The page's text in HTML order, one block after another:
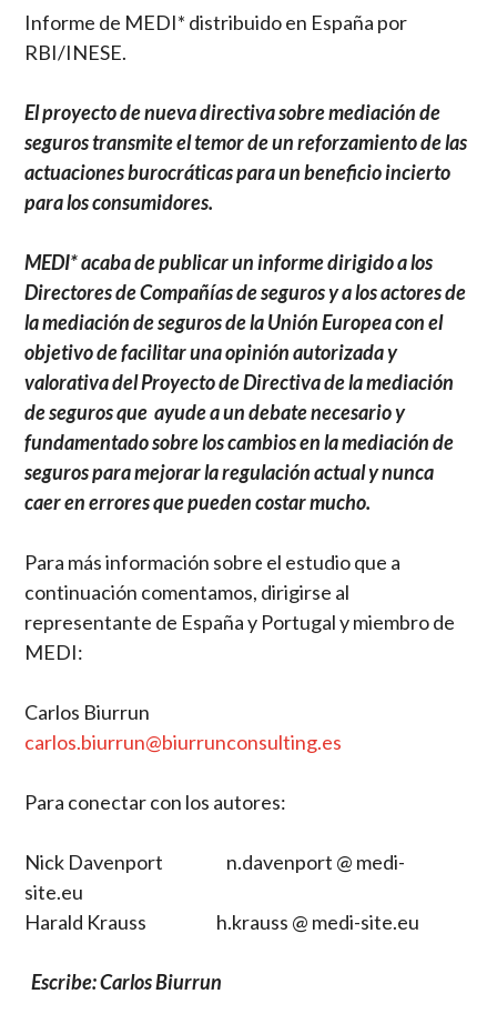
Informe de MEDI* distribuido en España por
RBI/INESE.
El proyecto de nueva directiva sobre mediación de
seguros transmite el temor de un reforzamiento de las
actuaciones burocráticas para un beneficio incierto
para los consumidores.
MEDI* acaba de publicar un informe dirigido a los
Directores de Compañías de seguros y a los actores de
la mediación de seguros de la Unión Europea con el
objetivo de facilitar una opinión autorizada y
valorativa del Proyecto de Directiva de la mediación
de seguros que ayude a un debate necesario y
fundamentado sobre los cambios en la mediación de
seguros para mejorar la regulación actual y nunca
caer en errores que pueden costar mucho.
Para más información sobre el estudio que a
continuación comentamos, dirigirse al
representante de España y Portugal y miembro de
MEDI:
Carlos Biurrun
carlos.biurrun@biurrunconsulting.es
Para conectar con los autores:
Nick Davenport n.davenport @ medi-
site.eu
Harald Krauss h.krauss @ medi-site.eu
Escribe: Carlos Biurrun